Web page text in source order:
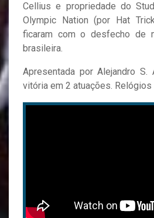
Cellius e propriedade do
Olympic Nation (por Hat
ficaram com o desfecho de
brasileira.
Apresentada por Alejandro
vitória em 2 atuações. Relógios